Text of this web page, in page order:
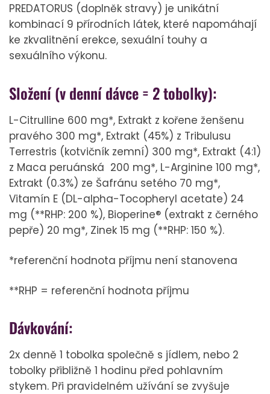
PREDATORUS (doplněk stravy) je unikátní
kombinací 9 přírodních látek, které napomáhají
ke zkvalitnění erekce, sexuální touhy a
sexuálního výkonu.
Složení (v denní dávce = 2 tobolky):
L-Citrulline 600 mg*, Extrakt z kořene ženšenu
pravého 300 mg*, Extrakt (45%) z Tribulusu
Terrestris (kotvičník zemní) 300 mg*, Extrakt (4:1)
z Maca peruánská 200 mg*, L-Arginine 100 mg*,
Extrakt (0.3%) ze Šafránu setého 70 mg*,
Vitamín E (DL-alpha-Tocopheryl acetate) 24
mg (**RHP: 200 %), Bioperine® (extrakt z černého
pepře) 20 mg*, Zinek 15 mg (**RHP: 150 %).
*referenční hodnota příjmu není stanovena
**RHP = referenční hodnota příjmu
Dávkování:
2x denně 1 tobolka společně s jídlem, nebo 2
tobolky přibližně 1 hodinu před pohlavním
stykem. Při pravidelném užívání se zvyšuje